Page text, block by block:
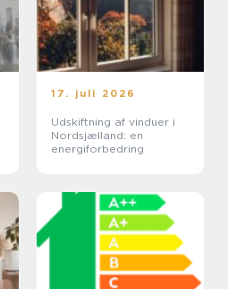
17. juli 2026
Udskiftning af vinduer i
Nordsjælland: en
energiforbedring